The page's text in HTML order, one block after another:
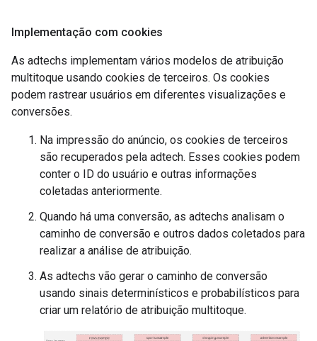
Implementação com cookies
As adtechs implementam vários modelos de atribuição
multitoque usando cookies de terceiros. Os cookies
podem rastrear usuários em diferentes visualizações e
conversões.
Na impressão do anúncio, os cookies de terceiros
são recuperados pela adtech. Esses cookies podem
conter o ID do usuário e outras informações
coletadas anteriormente.
Quando há uma conversão, as adtechs analisam o
caminho de conversão e outros dados coletados para
realizar a análise de atribuição.
As adtechs vão gerar o caminho de conversão
usando sinais determinísticos e probabilísticos para
criar um relatório de atribuição multitoque.